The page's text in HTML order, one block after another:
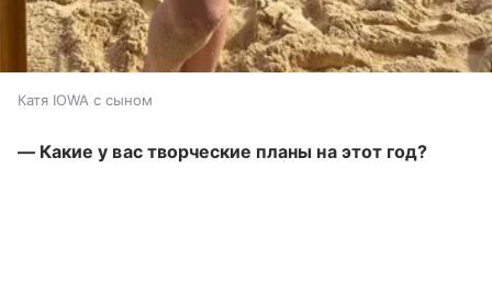
Катя IOWA с сыном
— Какие у вас творческие планы на этот год?